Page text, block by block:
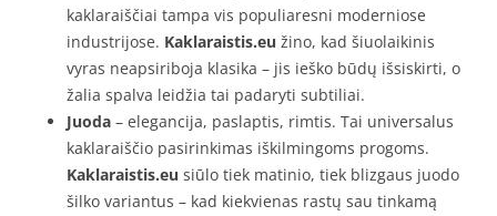
kaklaraiščiai tampa vis populiaresni moderniose
industrijose. Kaklaraistis.eu žino, kad šiuolaikinis
vyras neapsiriboja klasika – jis ieško būdų išsiskirti, o
žalia spalva leidžia tai padaryti subtiliai.
Juoda – elegancija, paslaptis, rimtis. Tai universalus
kaklaraiščio pasirinkimas iškilmingoms progoms.
Kaklaraistis.eu siūlo tiek matinio, tiek blizgaus juodo
šilko variantus – kad kiekvienas rastų sau tinkamą